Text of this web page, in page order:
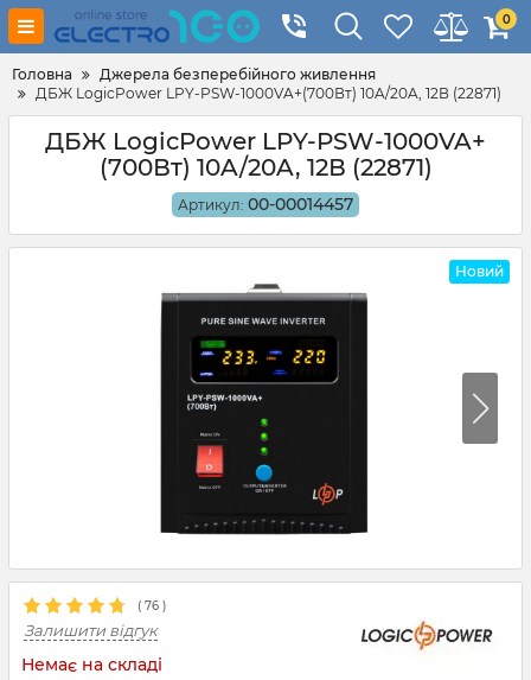
0
Головна
Джерела безперебійного живлення
ДБЖ LogicPower LPY-PSW-1000VA+(700Вт) 10A/20A, 12В (22871)
ДБЖ LogicPower LPY-PSW-1000VA+
(700Вт) 10A/20A, 12В (22871)
Артикул: 00-00014457
Новий
( 76 )
Залишити відгук
Немає на складі